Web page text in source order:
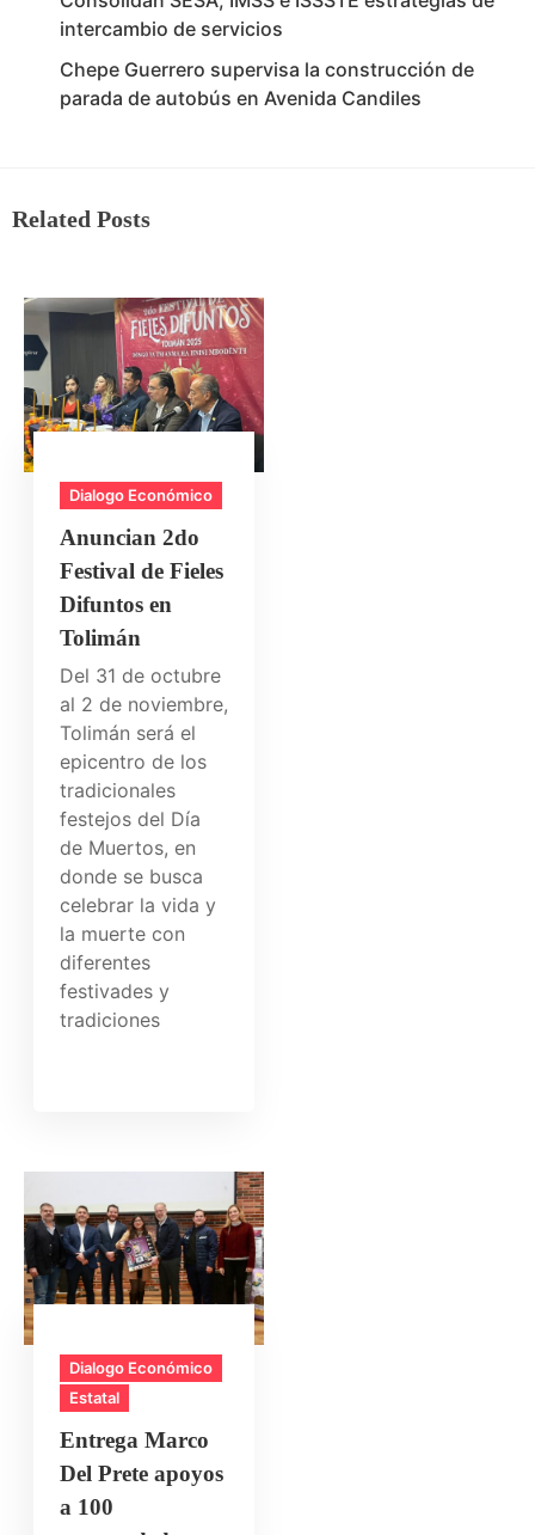
intercambio de servicios
Chepe Guerrero supervisa la construcción de
parada de autobús en Avenida Candiles
Related Posts
Dialogo Económico
Anuncian 2do
Festival de Fieles
Difuntos en
Tolimán
Del 31 de octubre
al 2 de noviembre,
Tolimán será el
epicentro de los
tradicionales
festejos del Día
de Muertos, en
donde se busca
celebrar la vida y
la muerte con
diferentes
festivades y
tradiciones
Dialogo Económico
Estatal
Entrega Marco
Del Prete apoyos
a 100